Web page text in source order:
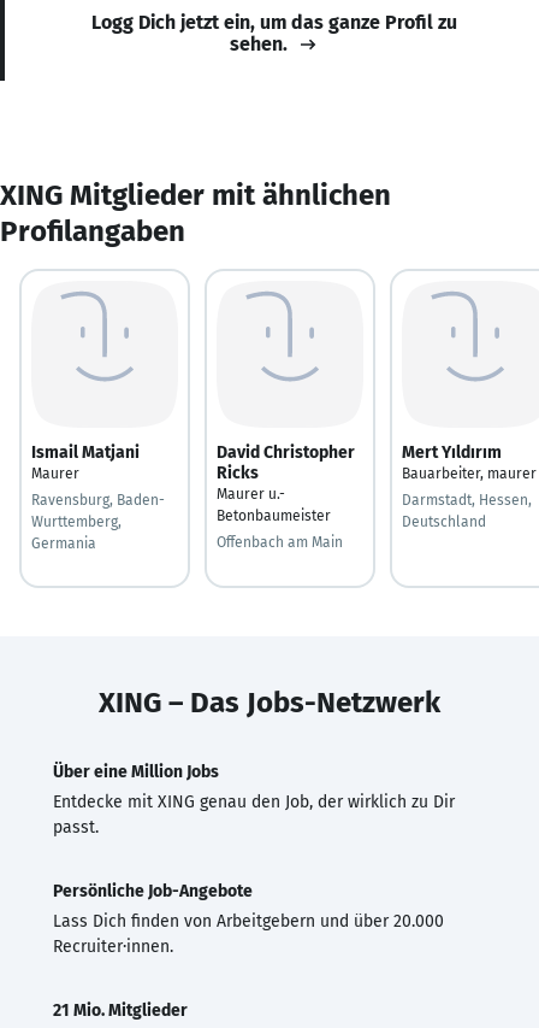
Logg Dich jetzt ein, um das ganze Profil zu
sehen.
XING Mitglieder mit ähnlichen
Profilangaben
Ismail Matjani
Maurer
Ravensburg, Baden-
Wurttemberg,
Germania
David Christopher
Ricks
Maurer u.-
Betonbaumeister
Offenbach am Main
Mert Yıldırım
Bauarbeiter, maurer
Darmstadt, Hessen,
Deutschland
XING – Das Jobs-Netzwerk
Über eine Million Jobs
Entdecke mit XING genau den Job, der wirklich zu Dir
passt.
Persönliche Job-Angebote
Lass Dich finden von Arbeitgebern und über 20.000
Recruiter·innen.
21 Mio. Mitglieder